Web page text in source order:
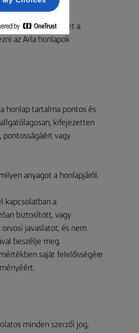
azonban
nem ért egyet a
az Arla honlapok
honlap tartalma pontos és
kifejezetten
pontosságáért vagy
anyagot a honlapjáról.
kapcsolatban a
biztosított, vagy
javaslatot, és nem
beszélje meg.
saját felelősségére
minden szerzői jog,